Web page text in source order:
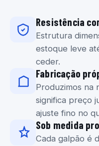
Resistência
Estrutura
estoque leve
ceder.
Fabricação
Produzimos na
significa preço
ajuste fino no
Sob medida
Cada galpão é